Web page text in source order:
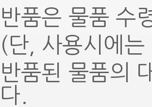
반품은 물품 수
(단, 사용시에
반품된 물품의
다.